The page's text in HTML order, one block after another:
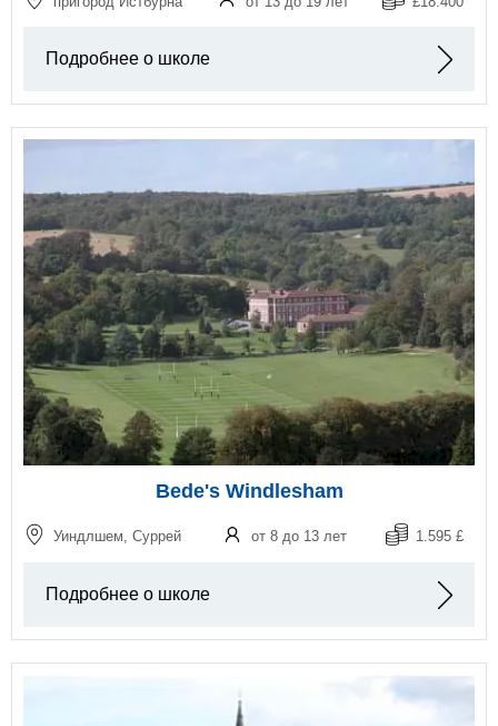
Подробнее о школе
Bede's Windlesham
Уиндлшем, Суррей от 8 до 13 лет 1.595 £
Подробнее о школе